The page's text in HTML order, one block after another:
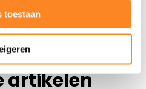
toestaan
artikelen